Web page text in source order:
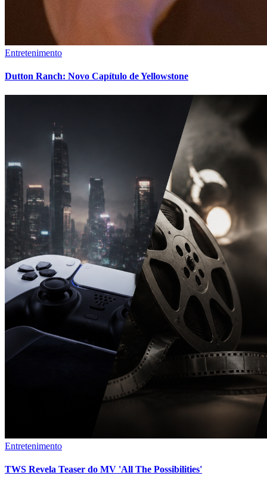
Entretenimento
Dutton Ranch: Novo Capítulo de Yellowstone
Entretenimento
TWS Revela Teaser do MV 'All The Possibilities'